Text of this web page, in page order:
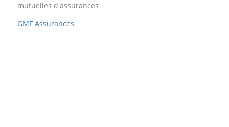
mutuelles d'assurances
GMF Assurances